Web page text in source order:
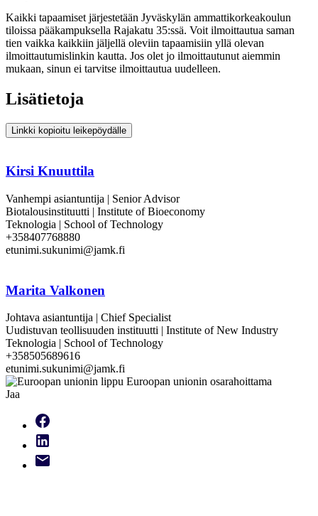
Kaikki tapaamiset järjestetään Jyväskylän ammattikorkeakoulun
tiloissa pääkampuksella Rajakatu 35:ssä. Voit ilmoittautua saman
tien vaikka kaikkiin jäljellä oleviin tapaamisiin yllä olevan
ilmoittautumislinkin kautta. Jos olet jo ilmoittautunut aiemmin
mukaan, sinun ei tarvitse ilmoittautua uudelleen.
Lisätietoja
Linkki kopioitu leikepöydälle
Kirsi Knuuttila
Vanhempi asiantuntija | Senior Advisor
Biotalousinstituutti | Institute of Bioeconomy
Teknologia | School of Technology
+358407768880
etunimi.sukunimi@jamk.fi
Marita Valkonen
Johtava asiantuntija | Chief Specialist
Uudistuvan teollisuuden instituutti | Institute of New Industry
Teknologia | School of Technology
+358505689616
etunimi.sukunimi@jamk.fi
Jaa